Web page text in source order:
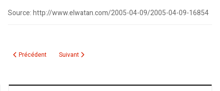
Source: http://www.elwatan.com/2005-04-09/2005-04-09-16854
Article précédent : La communauté maghrébine gagnerait à s’organiser
Précédent Article suivant : Le feuilleton de la Coopérative des
Suivant